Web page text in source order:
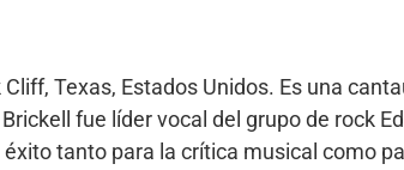
Texas, Estados Unidos. Es una
fue líder vocal del grupo de rock
tanto para la crítica musical como